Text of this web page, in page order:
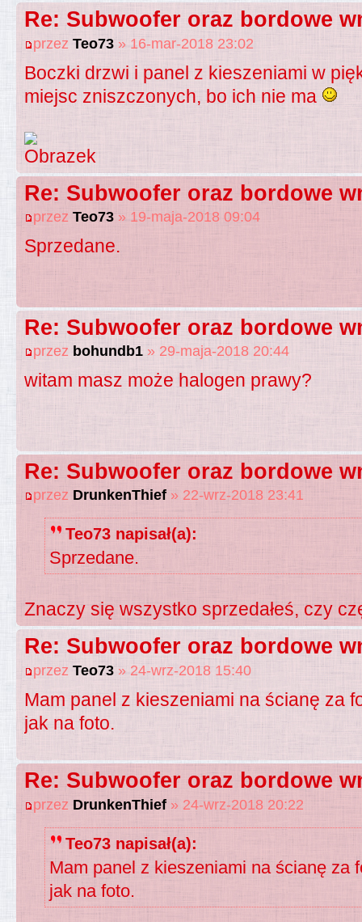
Re: Subwoofer oraz bordowe
przez Teo73 » 16-mar-2018 23:02
Boczki drzwi i panel z kieszeniami w
miejsc zniszczonych, bo ich nie ma
Re: Subwoofer oraz bordowe
przez Teo73 » 19-maja-2018 09:04
Sprzedane.
Re: Subwoofer oraz bordowe
przez bohundb1 » 29-maja-2018 20:44
witam masz może halogen prawy?
Re: Subwoofer oraz bordowe
przez DrunkenThief » 22-wrz-2018 23:41
Teo73 napisał(a):
Sprzedane.
Znaczy się wszystko sprzedałeś, czy
Re: Subwoofer oraz bordowe
przez Teo73 » 24-wrz-2018 15:40
Mam panel z kieszeniami na ścianę za
jak na foto.
Re: Subwoofer oraz bordowe
przez DrunkenThief » 24-wrz-2018 20:22
Teo73 napisał(a):
Mam panel z kieszeniami na ścianę za
jak na foto.